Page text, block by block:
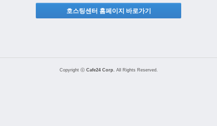
호스팅센터 홈페이지 바로가기
Copyright ⓒ Cafe24 Corp. All Rights Reserved.